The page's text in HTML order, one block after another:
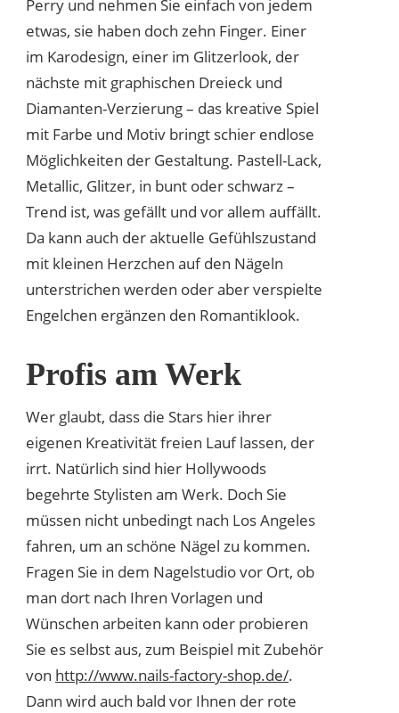
Perry und nehmen Sie einfach von jedem
etwas, sie haben doch zehn Finger. Einer
im Karodesign, einer im Glitzerlook, der
nächste mit graphischen Dreieck und
Diamanten-Verzierung – das kreative Spiel
mit Farbe und Motiv bringt schier endlose
Möglichkeiten der Gestaltung. Pastell-Lack,
Metallic, Glitzer, in bunt oder schwarz –
Trend ist, was gefällt und vor allem auffällt.
Da kann auch der aktuelle Gefühlszustand
mit kleinen Herzchen auf den Nägeln
unterstrichen werden oder aber verspielte
Engelchen ergänzen den Romantiklook.
Profis am Werk
Wer glaubt, dass die Stars hier ihrer
eigenen Kreativität freien Lauf lassen, der
irrt. Natürlich sind hier Hollywoods
begehrte Stylisten am Werk. Doch Sie
müssen nicht unbedingt nach Los Angeles
fahren, um an schöne Nägel zu kommen.
Fragen Sie in dem Nagelstudio vor Ort, ob
man dort nach Ihren Vorlagen und
Wünschen arbeiten kann oder probieren
Sie es selbst aus, zum Beispiel mit Zubehör
von http://www.nails-factory-shop.de/.
Dann wird auch bald vor Ihnen der rote